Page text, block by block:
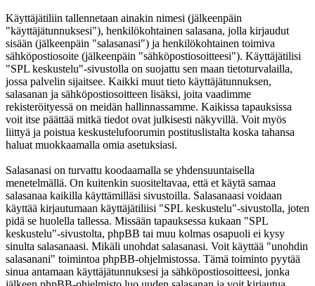
Käyttäjätiliin tallennetaan ainakin nimesi (jälkeenpäin
"käyttäjätunnuksesi"), henkilökohtainen salasana, jolla kirjaudut
sisään (jälkeenpäin "salasanasi") ja henkilökohtainen toimiva
sähköpostiosoite (jälkeenpäin "sähköpostiosoitteesi"). Käyttäjätilisi
"SPL keskustelu"-sivustolla on suojattu sen maan tietoturvalailla,
jossa palvelin sijaitsee. Kaikki muut tieto käyttäjätunnuksen,
salasanan ja sähköpostiosoitteen lisäksi, joita vaadimme
rekisteröityessä on meidän hallinnassamme. Kaikissa tapauksissa
voit itse päättää mitkä tiedot ovat julkisesti näkyvillä. Voit myös
liittyä ja poistua keskustelufoorumin postituslistalta koska tahansa
haluat muokkaamalla omia asetuksiasi.
Salasanasi on turvattu koodaamalla se yhdensuuntaisella
menetelmällä. On kuitenkin suositeltavaa, että et käytä samaa
salasanaa kaikilla käyttämilläsi sivustoilla. Salasanaasi voidaan
käyttää kirjautumaan käyttäjätiliisi "SPL keskustelu"-sivustolla, joten
pidä se huolella tallessa. Missään tapauksessa kukaan "SPL
keskustelu"-sivustolta, phpBB tai muu kolmas osapuoli ei kysy
sinulta salasanaasi. Mikäli unohdat salasanasi. Voit käyttää "unohdin
salasanani" toimintoa phpBB-ohjelmistossa. Tämä toiminto pyytää
sinua antamaan käyttäjätunnuksesi ja sähköpostiosoitteesi, jonka